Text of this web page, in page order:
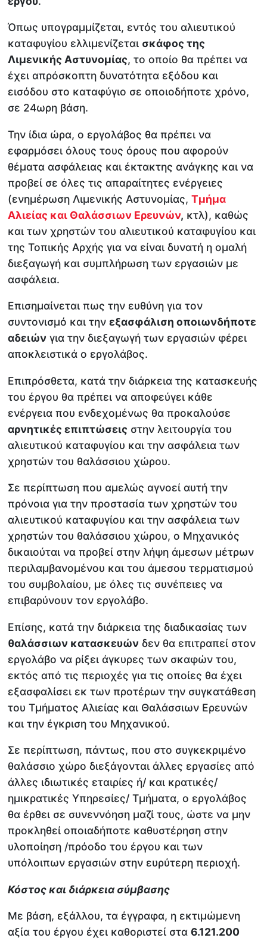
Όπως υπογραμμίζεται, εντός του αλιευτικού
καταφυγίου ελλιμενίζεται σκάφος της
Λιμενικής Αστυνομίας, το οποίο θα πρέπει να
έχει απρόσκοπτη δυνατότητα εξόδου και
εισόδου στο καταφύγιο σε οποιοδήποτε χρόνο,
σε 24ωρη βάση.
Την ίδια ώρα, ο εργολάβος θα πρέπει να
εφαρμόσει όλους τους όρους που αφορούν
θέματα ασφάλειας και έκτακτης ανάγκης και να
προβεί σε όλες τις απαραίτητες ενέργειες
(ενημέρωση Λιμενικής Αστυνομίας,Τμήμα
Αλιείας και Θαλάσσιων Ερευνών, κτλ), καθώς
και των χρηστών του αλιευτικού καταφυγίου και
της Τοπικής Αρχής για να είναι δυνατή η ομαλή
διεξαγωγή και συμπλήρωση των εργασιών με
ασφάλεια.
Επισημαίνεται πως την ευθύνη για τον
συντονισμό και τηνεξασφάλιση οποιωνδήποτε
αδειών για την διεξαγωγή των εργασιών φέρει
αποκλειστικά ο εργολάβος.
Επιπρόσθετα, κατά την διάρκεια της κατασκευής
του έργου θα πρέπει να αποφεύγει κάθε
ενέργεια που ενδεχομένως θα προκαλούσε
αρνητικές επιπτώσεις στην λειτουργία του
αλιευτικού καταφυγίου και την ασφάλεια των
χρηστών του θαλάσσιου χώρου.
Σε περίπτωση που αμελώς αγνοεί αυτή την
πρόνοια για την προστασία των χρηστών του
αλιευτικού καταφυγίου και την ασφάλεια των
χρηστών του θαλάσσιου χώρου, ο Μηχανικός
δικαιούται να προβεί στην λήψη άμεσων μέτρων
περιλαμβανομένου και του άμεσου τερματισμού
του συμβολαίου, με όλες τις συνέπειες να
επιβαρύνουν τον εργολάβο.
Επίσης, κατά την διάρκεια της διαδικασίας των
θαλάσσιων κατασκευών δεν θα επιτραπεί στον
εργολάβο να ρίξει άγκυρες των σκαφών του,
εκτός από τις περιοχές για τις οποίες θα έχει
εξασφαλίσει εκ των προτέρων την συγκατάθεση
του Τμήματος Αλιείας και Θαλάσσιων Ερευνών
και την έγκριση του Μηχανικού.
Σε περίπτωση, πάντως, που στο συγκεκριμένο
θαλάσσιο χώρο διεξάγονται άλλες εργασίες από
άλλες ιδιωτικές εταιρίες ή/ και κρατικές/
ημικρατικές Υπηρεσίες/ Τμήματα, ο εργολάβος
θα έρθει σε συνεννόηση μαζί τους, ώστε να μην
προκληθεί οποιαδήποτε καθυστέρηση στην
υλοποίηση /πρόοδο του έργου και των
υπόλοιπων εργασιών στην ευρύτερη περιοχή.
Κόστος και διάρκεια σύμβασης
Με βάση, εξάλλου, τα έγγραφα, η εκτιμώμενη
αξία του έργου έχει καθοριστεί στα6.121.200